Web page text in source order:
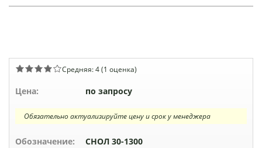
Средняя:4(1 оценка)
Цена: по запросу
Обязательно актуализируйте цену и срок у менеджера
Обозначение: СНОЛ 30-1300